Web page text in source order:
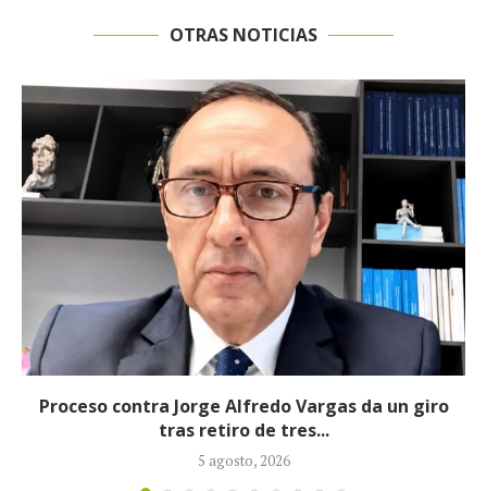
OTRAS NOTICIAS
Fiscalía imputó cargos contra alias ‘Calarcá’
persona ausente por múltiples delitos
4 agosto, 2026